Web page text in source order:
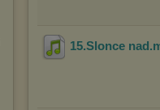
15.Slonce nad